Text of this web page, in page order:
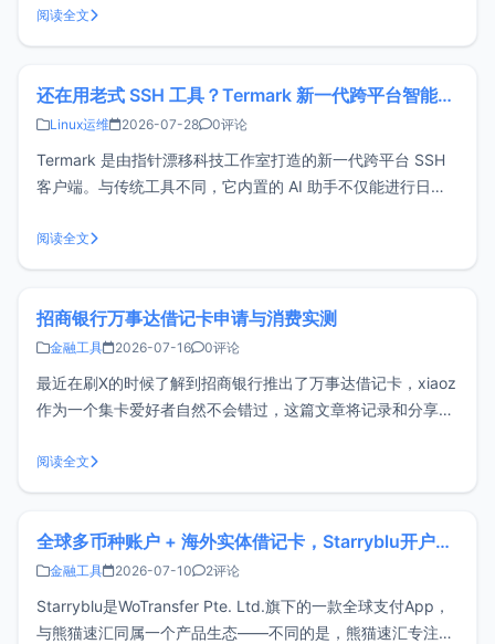
开户、入金、购买美股的全流程，供各位参考。关于
FirstradeFirstrade（美国第一证券）是1985年成立的老牌美
阅读全文
还在用老式 SSH 工具？Termark 新一代跨平台智能SSH客户端了解一下
Linux运维 2026-07-28 0评论
Termark 是由指针漂移科技工作室打造的新一代跨平台 SSH
客户端。与传统工具不同，它内置的 AI 助手不仅能进行日常
Termark可靠吗？技术成熟如果你了解开源堡垒机 Next
Terminal，那对 Termark 的开发者应该不会陌生——
阅读全文
招商银行万事达借记卡申请与消费实测
金融工具 2026-07-16 0评论
最近在刷X的时候了解到招商银行推出了万事达借记卡，xiaoz
作为一个集卡爱好者自然不会错过，这篇文章将记录和分享申
借记卡有什么特别的优势吗？招行万事达借记卡其实并没有明
显的优势，如果你已经有VISA、MasterCard外币卡，那么此
阅读全文
全球多币种账户 + 海外实体借记卡，Starryblu开户教程与注意事项
金融工具 2026-07-10 2评论
Starryblu是WoTransfer Pte. Ltd.旗下的一款全球支付App，
与熊猫速汇同属一个产品生态——不同的是，熊猫速汇专注国